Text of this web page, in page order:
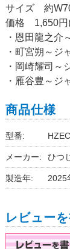
サイズ 約
価格 1,650円
・恩田龍之介
・町宮朔～ジ
・岡崎耀司～
・雁谷豊～ジ
商品仕様
型番:
メーカー: ひつ
製造年: 2025
レビュー